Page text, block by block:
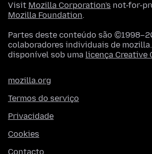
Visit Mozilla Corporation's not-for-
Mozilla Foundation.
Partes deste conteúdo são
colaboradores individuais de
disponível sob uma licença Creative
mozilla.org
Termos do serviço
Privacidade
Cookies
Contacto